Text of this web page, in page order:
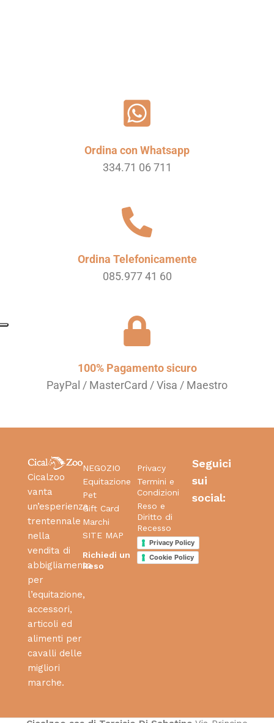
Ordina con Whatsapp
334.71 06 711
Ordina Telefonicamente
085.977 41 60
100% Pagamento sicuro
PayPal / MasterCard / Visa / Maestro
Cicalzoo
vanta
un’esperienza
trentennale
nella
vendita di
abbigliamento
per
l’equitazione,
accessori,
articoli ed
alimenti per
cavalli delle
migliori
marche.
NEGOZIO
Equitazione
Pet
Gift Card
Marchi
SITE MAP
Richiedi un
Reso
Privacy
Termini e
Condizioni
Reso e
Diritto di
Recesso
Privacy Policy
Cookie Policy
Seguici
sui
social: